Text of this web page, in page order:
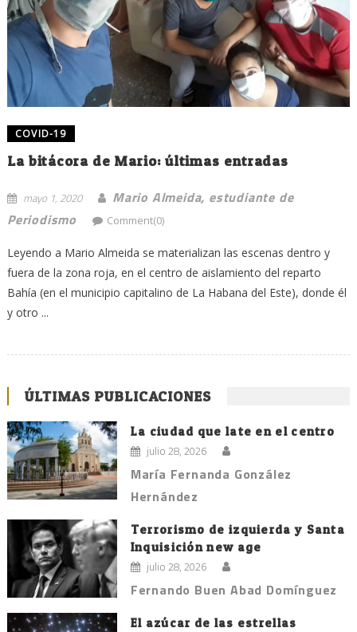
COVID-19
La bitácora de Mario: últimas entradas
mayo 1, 2020
Mario Almeida, estudiante de
Periodismo
Comment(0)
Leyendo a Mario Almeida se materializan las escenas dentro y
fuera de la zona roja, en el centro de aislamiento del reparto
Bahía (en el municipio capitalino de La Habana del Este), donde él
y otro ...
ÚLTIMAS PUBLICACIONES
La ciudad que late en el centro
julio 28, 2026
María Fernanda González
Hernández
Terrorismo de izquierda y Santa
Inquisición new age
julio 28, 2026
Fernando Buen Abad Domínguez
El azúcar de las estrellas